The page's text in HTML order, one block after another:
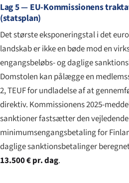
Lag 5 — EU-Kommissionens
(statsplan)
Det største eksponeringstal i det
landskab er ikke en bøde mod en
engangsbeløbs- og daglige
Domstolen kan pålægge en
2, TEUF for undladelse af at
direktiv. Kommissionens 2025-
sanktioner fastsætter den vejledende
minimumsengangsbetaling for
daglige sanktionsbetalinger
13.500 € pr. dag.